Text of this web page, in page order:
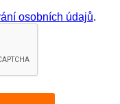
osobních údajů.